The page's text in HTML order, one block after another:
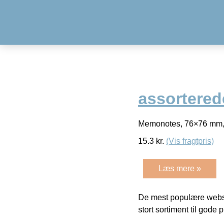
Memonotes, 76×76
15.3 kr. (Vis fragtpris)
Læs mere »
De mest populære
stort sortiment til gode